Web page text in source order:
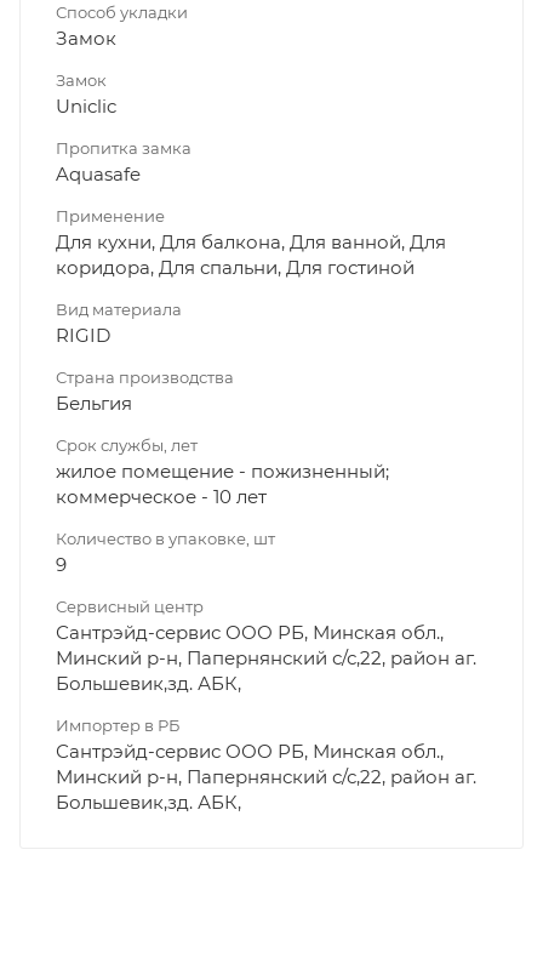
Способ укладки
Замок
Замок
Uniclic
Пропитка замка
Aquasafe
Применение
Для кухни, Для балкона, Для ванной, Для
коридора, Для спальни, Для гостиной
Вид материала
RIGID
Страна производства
Бельгия
Срок службы, лет
жилое помещение - пожизненный;
коммерческое - 10 лет
Количество в упаковке, шт
9
Сервисный центр
Сантрэйд-сервис ООО РБ, Минская обл.,
Минский р-н, Папернянский с/с,22, район аг.
Большевик,зд. АБК,
Импортер в РБ
Сантрэйд-сервис ООО РБ, Минская обл.,
Минский р-н, Папернянский с/с,22, район аг.
Большевик,зд. АБК,